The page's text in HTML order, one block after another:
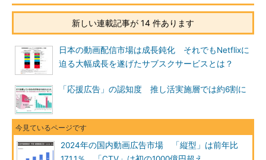
新しい連載記事が 14 件あります
日本の動画配信市場は成長鈍化 それでもNetflixに
迫る大幅成長を遂げたサブスクサービスとは？
「応援広告」の認知度 推し活実施層では約6割に
2024年の国内動画広告市場 「縦型」は前年比